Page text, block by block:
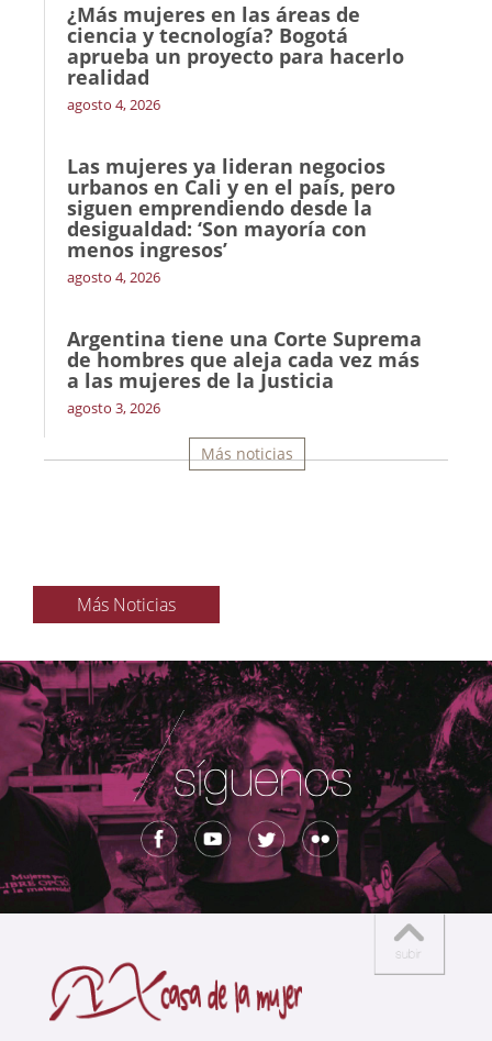
¿Más mujeres en las áreas de
ciencia y tecnología? Bogotá
aprueba un proyecto para hacerlo
realidad
agosto 4, 2026
Las mujeres ya lideran negocios
urbanos en Cali y en el país, pero
siguen emprendiendo desde la
desigualdad: ‘Son mayoría con
menos ingresos’
agosto 4, 2026
Argentina tiene una Corte Suprema
de hombres que aleja cada vez más
a las mujeres de la Justicia
agosto 3, 2026
Más noticias
Más Noticias